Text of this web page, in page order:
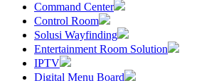
Command Center
Control Room
Solusi Wayfinding
Entertainment Room Solution
IPTV
Digital Menu Board